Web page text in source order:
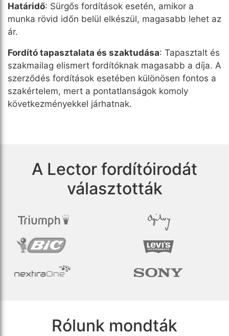
Határidő: Sürgős fordítások esetén, amikor a
munka rövid időn belül elkészül, magasabb lehet az
ár.
Fordító tapasztalata és szaktudása: Tapasztalt és
szakmailag elismert fordítóknak magasabb a díja. A
szerződés fordítások esetében különösen fontos a
szakértelem, mert a pontatlanságok komoly
következményekkel járhatnak.
A Lector fordítóirodát
választották
Rólunk mondták